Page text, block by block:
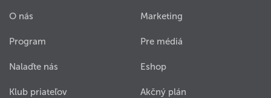
O nás
Program
Nalaďte nás
Klub priateľov
Marketing
Pre médiá
Eshop
Akčný plán